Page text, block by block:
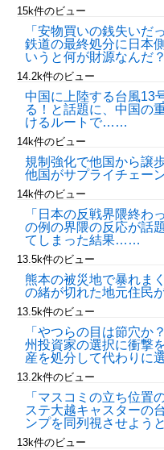
Powered by livedoor 相
15k件のビュー
「安物買いの銭失いだ
鉄道の最終処分に日本
いうと何が財源なんだ？
14.2k件のビュー
中国に上陸する台風13
る！と話題に、中国の
けるルートで……
14k件のビュー
規制強化で他国から譲
他国がサプライチェー
14k件のビュー
「日本の反戦界隈終わ
の例の界隈の反応が話
てしまった結果……
13.5k件のビュー
熊本の被災地で暴れま
の緒が切れた地元住民
13.5k件のビュー
「やつらの目は節穴か
州投資家の選択に衝撃
産を処分して代わりに
13.2k件のビュー
「マスコミの立ち位置
ステ大越キャスターの
ンプを同列視させよう
13k件のビュー